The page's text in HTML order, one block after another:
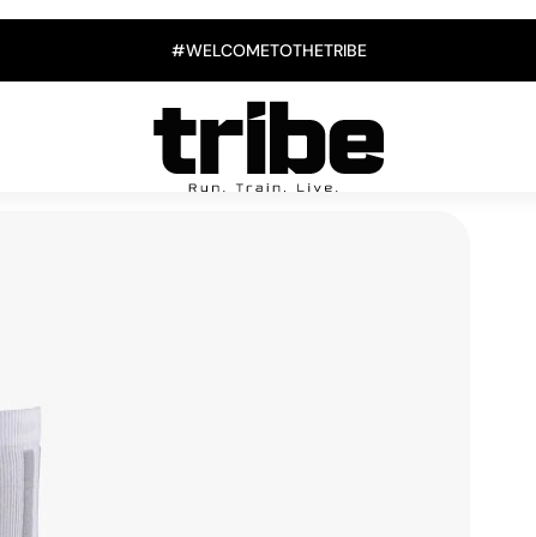
#WELCOMETOTHETRIBE